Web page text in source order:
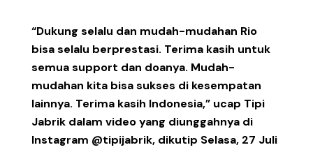
“Dukung selalu dan mudah-mudahan Rio
bisa selalu berprestasi. Terima kasih untuk
semua support dan doanya. Mudah-
mudahan kita bisa sukses di kesempatan
lainnya. Terima kasih Indonesia,” ucap Tipi
Jabrik dalam video yang diunggahnya di
Instagram @tipijabrik, dikutip Selasa, 27 Juli